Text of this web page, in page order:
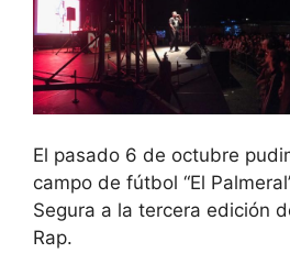
El pasado 6 de octubre
campo de fútbol “El
Segura a la tercera edición
Rap.